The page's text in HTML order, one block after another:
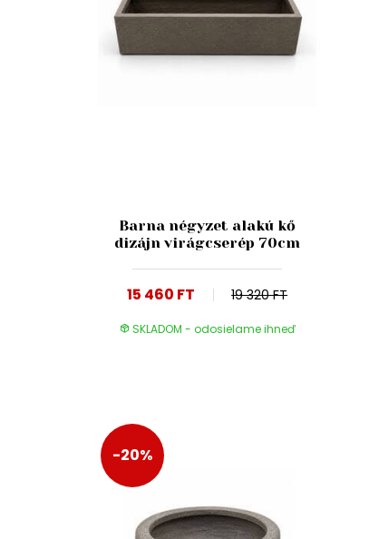
Barna négyzet alakú kő
dizájn virágcserép 70cm
15 460 FT 19 320 FT
SKLADOM - odosielame ihneď
-20%